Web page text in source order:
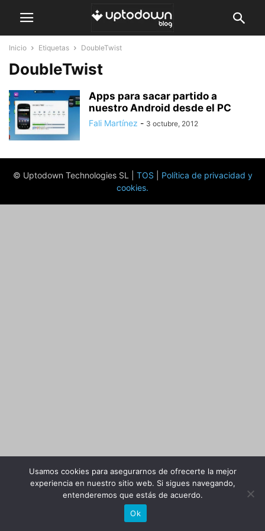
Inicio Etiquetas DoubleTwist
DoubleTwist
Apps para sacar partido a
nuestro Android desde el PC
Fali Martínez - 3 octubre, 2012
© Uptodown Technologies SL | TOS
Política de privacidad y
cookies.
Usamos cookies para asegurarnos de ofrecerte la mejor
experiencia en nuestro sitio web. Si sigues navegando,
entenderemos que estás de acuerdo.
Ok